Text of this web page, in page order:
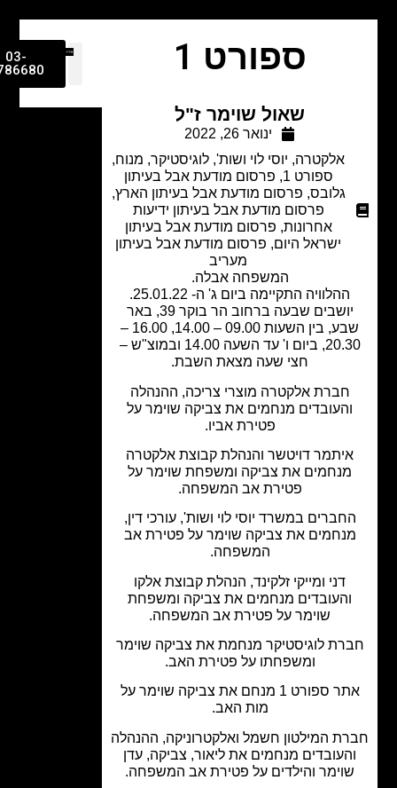
ספורט 1
שאול שוימר ז"ל
ינואר 26, 2022
אלקטרה,יוסי לוי ושות',לוגיסטיקר,מנוח,
,פרסום מודעת אבל בעיתון
פרסום מודעת אבל בעיתון הארץ,
פרסום מודעת אבל בעיתון ידיעות
אחרונות,פרסום מודעת אבל בעיתון
ישראל היום,פרסום מודעת אבל בעיתון
המשפחה אבלה.
ההלוויה התקיימה ביום ג' ה- 25.01.22.
יושבים שבעה ברחוב הר בוקר 39, באר
שבע, בין השעות 09.00 – 14.00, 16.00 –
20.30, ביום ו' עד השעה 14.00 ובמוצ"ש –
חצי שעה מצאת השבת.
חברת אלקטרה מוצרי צריכה, ההנהלה
מנחמים את צביקה שוימר על
פטירת אביו.
דויטשר והנהלת קבוצת אלקטרה
את צביקה ומשפחת שוימר על
פטירת אב המשפחה.
במשרד יוסי לוי ושות', עורכי דין,
את צביקה שוימר על פטירת אב
המשפחה.
דני ומייקי זלקינד, הנהלת קבוצת אלקו
מנחמים את צביקה ומשפחת
שוימר על פטירת אב המשפחה.
לוגיסטיקר מנחמת את צביקה שוימר
ומשפחתו על פטירת האב.
אתר ספורט 1 מנחם את צביקה שוימר על
מות האב.
המילטון חשמל ואלקטרוניקה, ההנהלה
מנחמים את ליאור, צביקה, עדן
והילדים על פטירת אב המשפחה.
03-
9786680